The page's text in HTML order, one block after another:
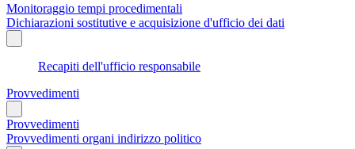
Monitoraggio tempi procedimentali
Dichiarazioni sostitutive e acquisizione d'ufficio dei dati
Recapiti dell'ufficio responsabile
Provvedimenti
Provvedimenti
Provvedimenti organi indirizzo politico